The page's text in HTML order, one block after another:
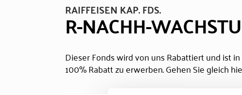
RAIFFEISEN KAP. FDS.
R-NACHH-
Dieser Fonds wird von uns Rabattiert und ist
100% Rabatt zu erwerben. Gehen Sie gleich